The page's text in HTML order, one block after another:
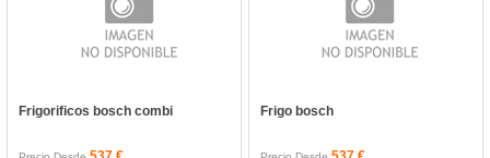
Frigorificos bosch combi Frigo bosch